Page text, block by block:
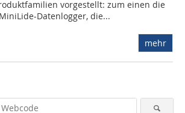
vorgestellt: zum einen die
MiniLide-Datenlogger, die...
mehr